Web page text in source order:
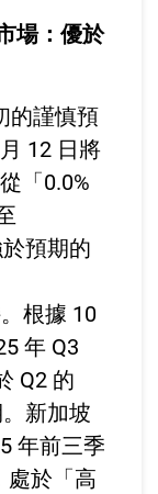
場：優於
的謹慎預
12 日將
「0.0%
預期的
根據 10
年 Q3
Q2 的
新加坡
年前三季
處於「高